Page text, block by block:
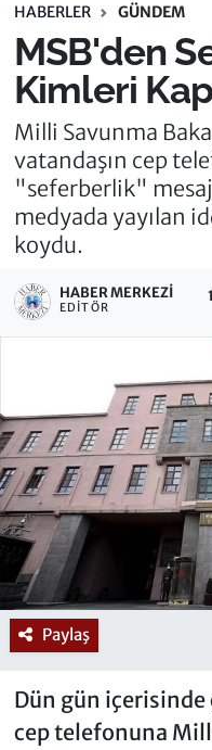
HABERLER GÜNDEM
MSB'den
Kimleri
Milli Savunma
vatandaşın cep
"seferberlik"
medyada yayılan
koydu.
HABER MERKEZI
EDITÖR
Paylaş
Dün gün içerisinde
cep telefonuna